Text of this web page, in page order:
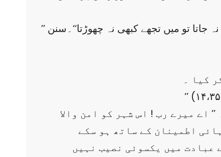
’’ اللہ کی قسم ! تم اللہ کی بہترین اور اس کی سب سے زیادہ محبوب زمین ہواگر مجھے تجھ سے نکالا نہ جاتا تو میں تجھے کبھی نہ چھوڑتا‘‘۔سنن
کیا ۔
اے میرے رب ! اس شہر کو امن والا
اطمینان کے ساتھ ہو سکے
عبادت میں یکسوئی نصیب نہیں